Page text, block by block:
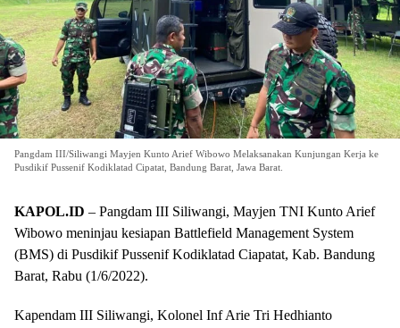
Pangdam III/Siliwangi Mayjen Kunto Arief Wibowo Melaksanakan Kunjungan Kerja ke
Pusdikif Pussenif Kodiklatad Cipatat, Bandung Barat, Jawa Barat.
KAPOL.ID – Pangdam III Siliwangi, Mayjen TNI Kunto Arief
Wibowo meninjau kesiapan Battlefield Management System
(BMS) di Pusdikif Pussenif Kodiklatad Ciapatat, Kab. Bandung
Barat, Rabu (1/6/2022).
Kapendam III Siliwangi, Kolonel Inf Arie Tri Hedhianto